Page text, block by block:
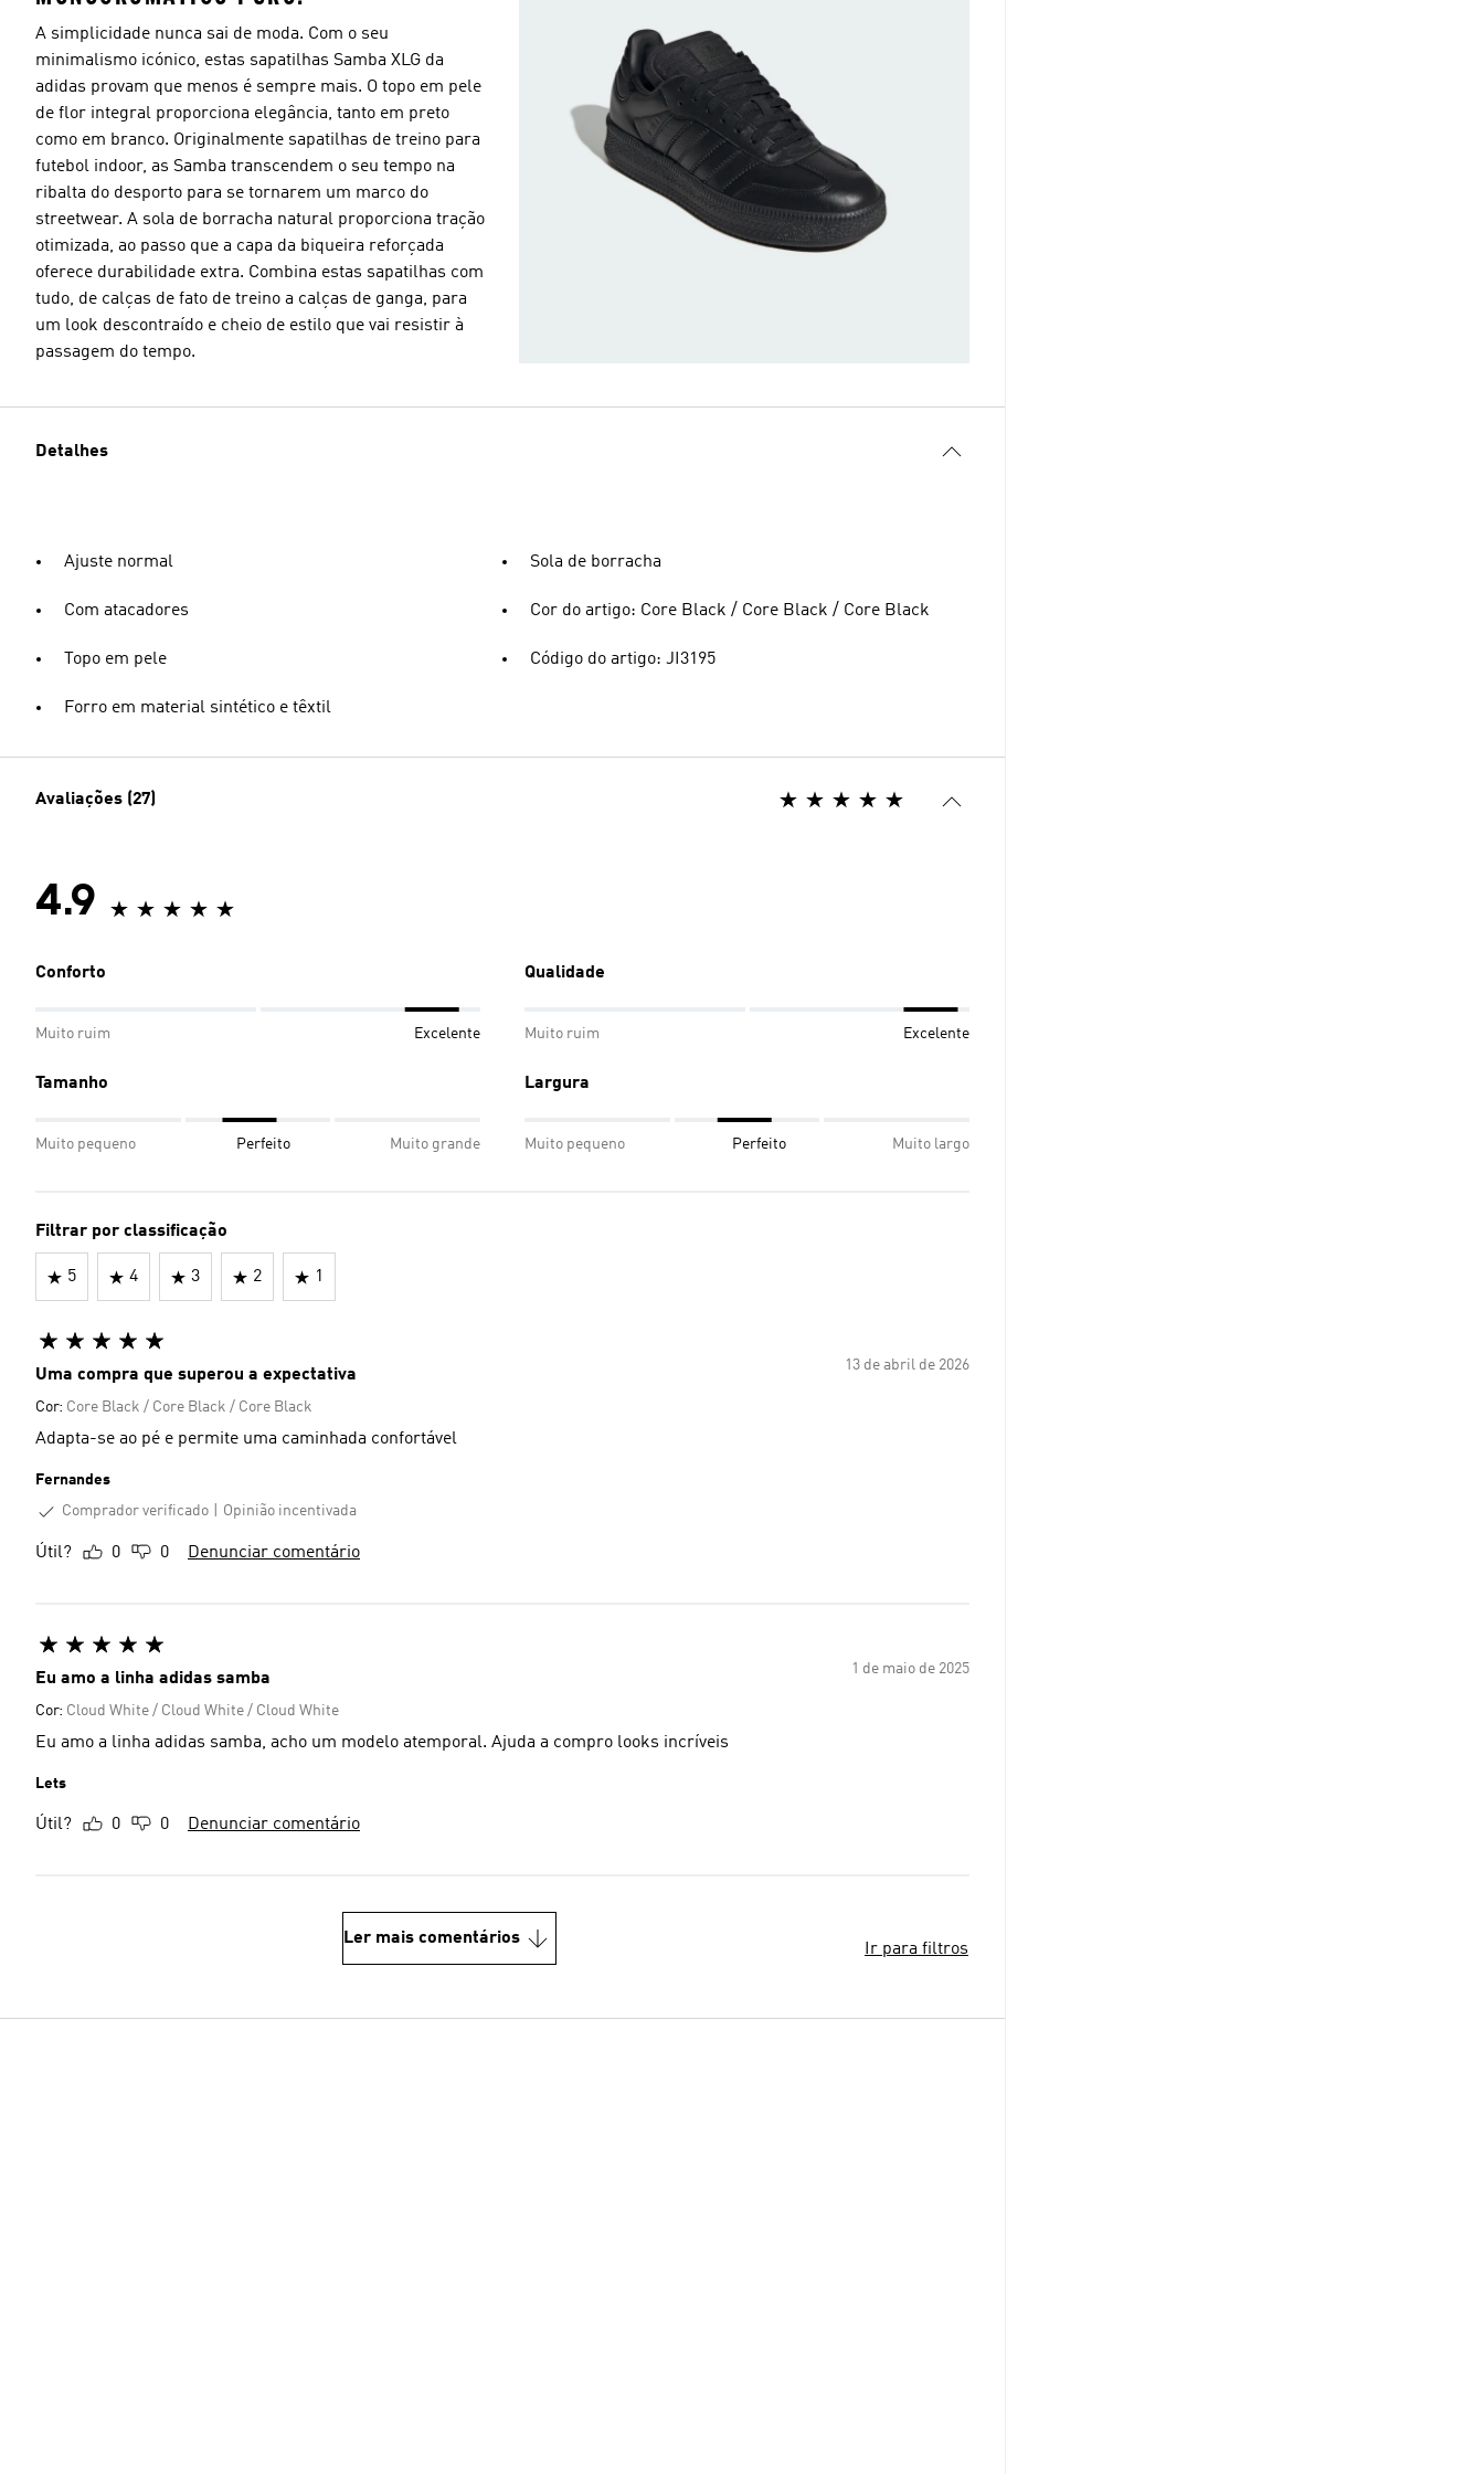
A simplicidade nunca sai de moda. Com o seu
minimalismo icónico, estas sapatilhas Samba XLG da
adidas provam que menos é sempre mais. O topo em pele
de flor integral proporciona elegância, tanto em preto
como em branco. Originalmente sapatilhas de treino para
futebol indoor, as Samba transcendem o seu tempo na
ribalta do desporto para se tornarem um marco do
streetwear. A sola de borracha natural proporciona tração
otimizada, ao passo que a capa da biqueira reforçada
oferece durabilidade extra. Combina estas sapatilhas com
tudo, de calças de fato de treino a calças de ganga, para
um look descontraído e cheio de estilo que vai resistir à
passagem do tempo.
Detalhes
Ajuste normal
Com atacadores
Topo em pele
Forro em material sintético e têxtil
Sola de borracha
Cor do artigo: Core Black / Core Black / Core Black
Código do artigo: JI3195
Avaliações (27)
4.9
Conforto
Muito ruim Excelente
Qualidade
Muito ruim Excelente
Tamanho
Muito pequeno Perfeito Muito grande
Largura
Muito pequeno Perfeito Muito largo
Filtrar por classificação
5 4 3 2 1
13 de abril de 2026
Uma compra que superou a expectativa
Cor: Core Black / Core Black / Core Black
Adapta-se ao pé e permite uma caminhada confortável
Fernandes
Comprador verificado
Opinião incentivada
Útil? 0 0 Denunciar comentário
1 de maio de 2025
Eu amo a linha adidas samba
Cor: Cloud White / Cloud White / Cloud White
Eu amo a linha adidas samba, acho um modelo atemporal. Ajuda a compro looks incríveis
Lets
Útil? 0 0 Denunciar comentário
Ler mais comentários
Ir para filtros